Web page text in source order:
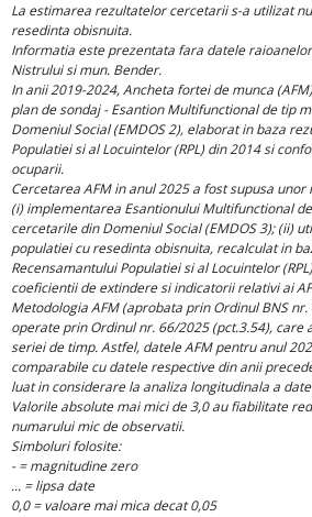
La estimarea rezultatelor cercetarii s-a utilizat
resedinta obisnuita.
Informatia este prezentata fara datele
Nistrului si mun. Bender.
In anii 2019-2024, Ancheta fortei de munca
plan de sondaj - Esantion Multifunctional de tip
Domeniul Social (EMDOS 2), elaborat in baza
Populatiei si al Locuintelor (RPL) din 2014 si
ocuparii.
Cercetarea AFM in anul 2025 a fost supusa
(i) implementarea Esantionului Multifunctional
cercetarile din Domeniul Social (EMDOS 3); (ii)
populatiei cu resedinta obisnuita, recalculat in
Recensamantului Populatiei si al Locuintelor
coeficientii de extindere si indicatorii relativi ai
Metodologia AFM (aprobata prin Ordinul BNS
operate prin Ordinul nr. 66/2025 (pct.3.54), care
seriei de timp. Astfel, datele AFM pentru anul
comparabile cu datele respective din anii
luat in considerare la analiza longitudinala a
Valorile absolute mai mici de 3,0 au fiabilitate
numarului mic de observatii.
Simboluri folosite:
- = magnitudine zero
... = lipsa date
0,0 = valoare mai mica decat 0,05